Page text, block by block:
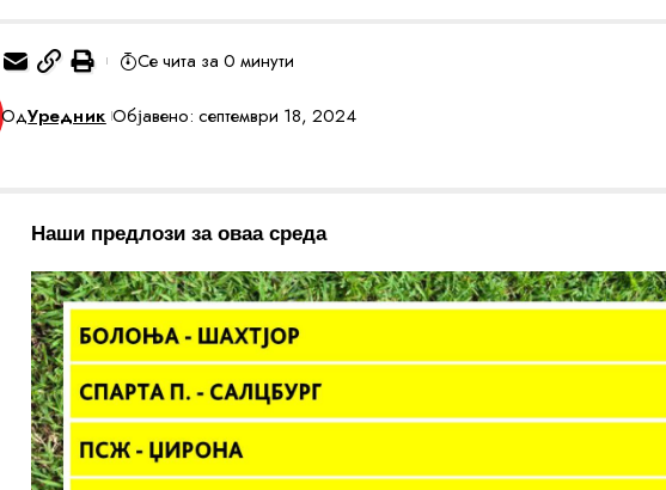
ОдУредник Објавено: септември 18, 2024
Се чита за 0 минути
Наши предлози за оваа среда